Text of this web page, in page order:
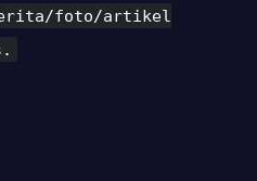
foto/artikel